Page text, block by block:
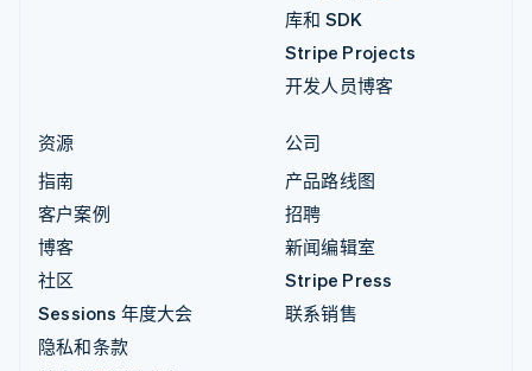
库和 SDK
Stripe Projects
开发人员博客
资源
指南
客户案例
博客
社区
Sessions 年度大会
隐私和条款
公司
产品路线图
招聘
新闻编辑室
Stripe Press
联系销售